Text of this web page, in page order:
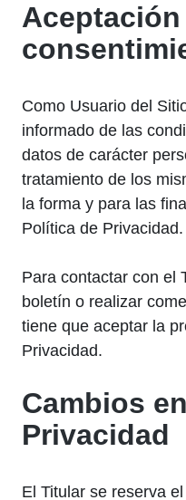
Como Usuario del
informado de las
datos de carácter
tratamiento de los
la forma y para las
Política de Privacidad.
Para contactar con el
boletín o realizar
tiene que aceptar la
Privacidad.
Cambios
Privacidad
El Titular se reserva